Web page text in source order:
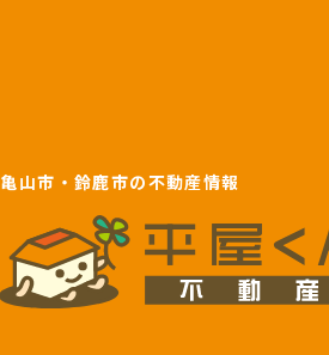
亀山市・鈴鹿市の不動産情報